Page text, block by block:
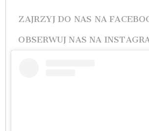
ZAJRZYJ DO NAS NA
OBSERWUJ NAS NA